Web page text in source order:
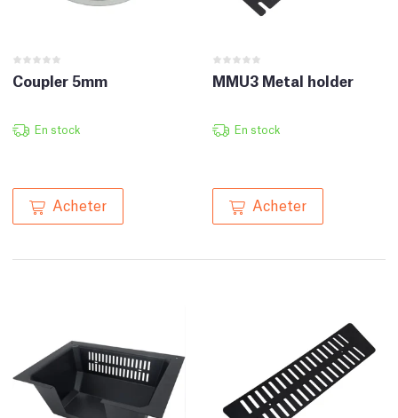
Coupler 5mm
En stock
Acheter
MMU3 Metal holder
En stock
Acheter